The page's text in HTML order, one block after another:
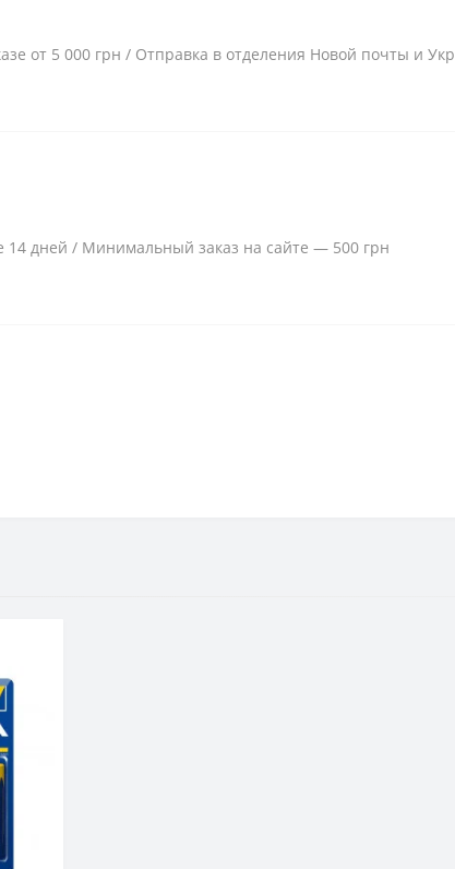
от 5 000 грн / Отправка в отделения Новой почты и
14 дней / Минимальный заказ на сайте — 500 грн